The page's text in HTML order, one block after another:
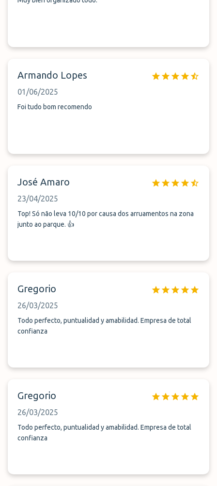
Armando Lopes
01/06/2025
Foi tudo bom recomendo
José Amaro
23/04/2025
Top! Só não leva 10/10 por causa dos arruamentos na zona
junto ao parque. 👍
Gregorio
26/03/2025
Todo perfecto, puntualidad y amabilidad. Empresa de total
confianza
Gregorio
26/03/2025
Todo perfecto, puntualidad y amabilidad. Empresa de total
confianza